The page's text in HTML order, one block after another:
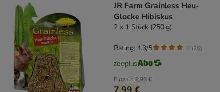
JR Farm Grainless Heu-
Glocke Hibiskus
2 x 1 Stück (250 g)
Einzeln 8,98 €
7,99 €
Rating: 4.3/5 (25)